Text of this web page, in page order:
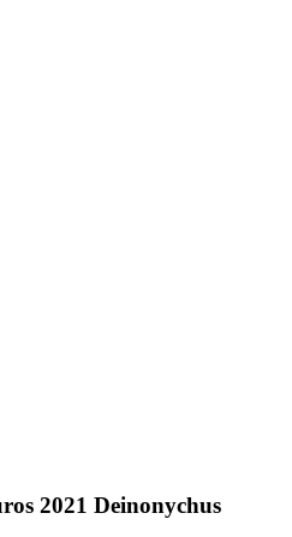
2021 Deinonychus